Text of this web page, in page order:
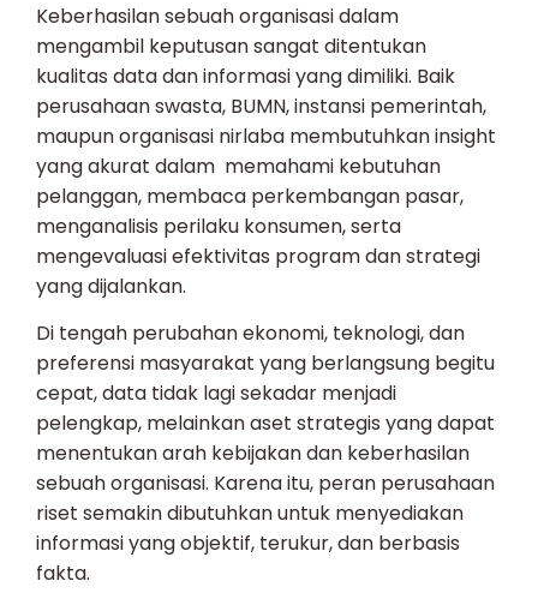
Keberhasilan sebuah organisasi dalam
mengambil keputusan sangat ditentukan
kualitas data dan informasi yang dimiliki. Baik
perusahaan swasta, BUMN, instansi pemerintah,
maupun organisasi nirlaba membutuhkan insight
yang akurat dalam memahami kebutuhan
pelanggan, membaca perkembangan pasar,
menganalisis perilaku konsumen, serta
mengevaluasi efektivitas program dan strategi
yang dijalankan.
Di tengah perubahan ekonomi, teknologi, dan
preferensi masyarakat yang berlangsung begitu
cepat, data tidak lagi sekadar menjadi
pelengkap, melainkan aset strategis yang dapat
menentukan arah kebijakan dan keberhasilan
sebuah organisasi. Karena itu, peran perusahaan
riset semakin dibutuhkan untuk menyediakan
informasi yang objektif, terukur, dan berbasis
fakta.